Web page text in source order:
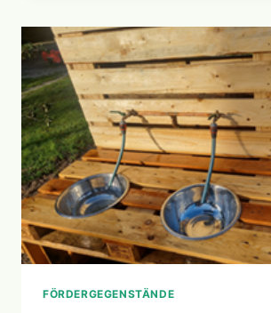
FÖRDERGEGENSTÄNDE